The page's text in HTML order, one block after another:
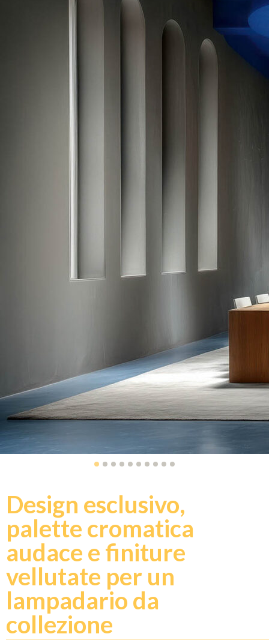
Design esclusivo,
palette cromatica
audace e finiture
vellutate per un
lampadario da
collezione